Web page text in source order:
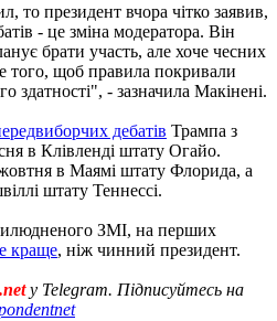
то президент вчора чітко заявив,
- це зміна модератора. Він
брати участь, але хоче чесних
того, щоб правила покривали
здатності", - зазначила Макінені.
дебатів Трампа з
в Клівленді штату Огайо.
в Маямі штату Флорида, а
штату Теннессі.
ЗМІ, на перших
краще, ніж чинний президент.
у Telegram. Підписуйтесь на